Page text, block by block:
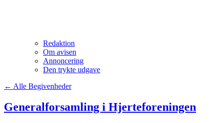
Redaktion
Om avisen
Annoncering
Den trykte udgave
← Alle Begivenheder
Generalforsamling i Hjerteforeningen